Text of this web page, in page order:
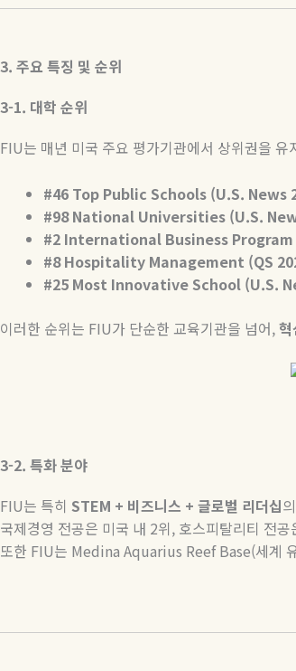
3. 주요 특징 및 순위
3-1. 대학 순위
FIU는 매년 미국 주요 평가기관에서 상위권을 유
#46 Top Public Schools (U.S. News
#98 National Universities (U.S.
#2 International Business Program
#8 Hospitality Management (QS
#25 Most Innovative School (U.S.
이러한 순위는 FIU가 단순한 교육기관을 넘어,혁
3-2. 특화분야
FIU는 특히 STEM + 비즈니스 + 글로벌 리더십
국제경영 전공은 미국 내 2위, 호스피탈리티 전공
또한 FIU는 Medina Aquarius Reef Base(세계